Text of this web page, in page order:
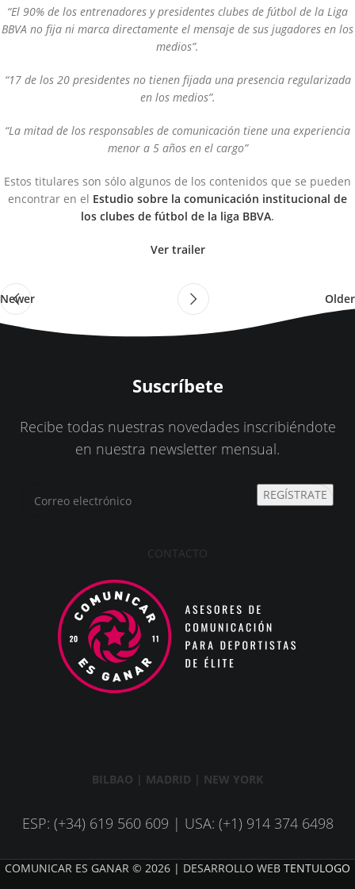
“El 90% de los entrenadores y presidentes clubes de fútbol de la Liga
BBVA no fija ni marca directamente el mensaje de sus jugadores en los
medios”.
“17 de los 20 presidentes no tienen fijada una presencia regularizada
en los medios”.
“La mitad de los responsables de comunicación tiene una experiencia
menor a 5 años en el cargo”
Estos titulares son sólo algunos de los contenidos que se pueden
encontrar en el Estudio sobre la comunicación institucional de
los clubes de fútbol de la liga BBVA.
Ver trailer
Newer Older
Suscríbete
Recibe todas nuestras novedades inscribiéndote
en nuestra newsletter mensual.
REGÍSTRATE
CONTACTO
BILBAO | MADRID | NEW YORK
ESP: (+34) 619 560 609 | USA: (+1) 914 374 6498
COMUNICAR ES GANAR © 2026 | DESARROLLO WEB TENTULOGO